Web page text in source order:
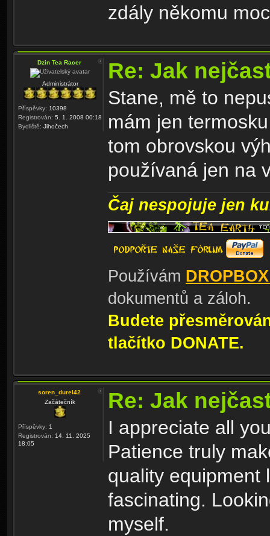
zdály někomu
Dzin Tea Racer
Administrátor
Příspěvky: 10398
Registrován: 5. 1. 2008 00:18
Bydliště: Jihočech
Re: Jak
Stane, mě to
mám jen
tom obrovskou
používaná jen na
Čaj nespojuje jen
Používám
dokumentů a záloh.
Budete
tlačítko DONATE.
soren_durel42
Začátečník
Příspěvky: 1
Registrován: 14. 11. 2025
18:05
Re: Jak
I appreciate all
Patience truly
quality equipment
fascinating.
myself.